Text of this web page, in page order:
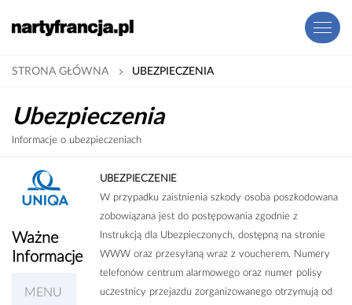
STRONA GŁÓWNA UBEZPIECZENIA
Ubezpieczenia
Informacje o ubezpieczeniach
Ważne
Informacje
MENU
UBEZPIECZENIE
W przypadku zaistnienia szkody osoba poszkodowana
zobowiązana jest do postępowania zgodnie z
Instrukcją dla Ubezpieczonych, dostępną na stronie
WWW oraz przesyłaną wraz z voucherem. Numery
telefonów centrum alarmowego oraz numer polisy
uczestnicy przejazdu zorganizowanego otrzymują od